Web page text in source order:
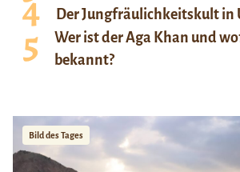
Der Jungfräulichkeitskult in
Wer ist der Aga Khan und
bekannt?
Bild des Tages